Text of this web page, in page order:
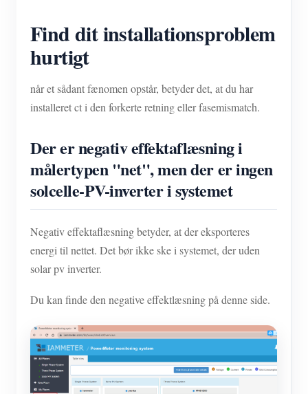
Find dit installationsproblem
hurtigt
når et sådant fænomen opstår, betyder det, at du har
installeret ct i den forkerte retning eller fasemismatch.
Der er negativ effektaflæsning i
målertypen "net", men der er ingen
solcelle-PV-inverter i systemet
Negativ effektaflæsning betyder, at der eksporteres
energi til nettet. Det bør ikke ske i systemet, der uden
solar pv inverter.
Du kan finde den negative effektlæsning på denne side.